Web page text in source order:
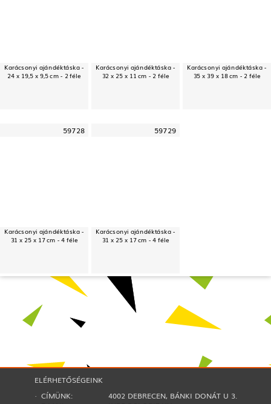
Karácsonyi ajándéktáska -
24 x 19,5 x 9,5 cm - 2 féle
Karácsonyi ajándéktáska -
32 x 25 x 11 cm - 2 féle
Karácsonyi ajándéktáska -
35 x 39 x 18 cm - 2 féle
59728
Karácsonyi ajándéktáska -
31 x 25 x 17 cm - 4 féle
59729
Karácsonyi ajándéktáska -
31 x 25 x 17 cm - 4 féle
ELÉRHETŐSÉGEINK
· CÍMÜNK:
4002 DEBRECEN, BÁNKI DONÁT U 3.